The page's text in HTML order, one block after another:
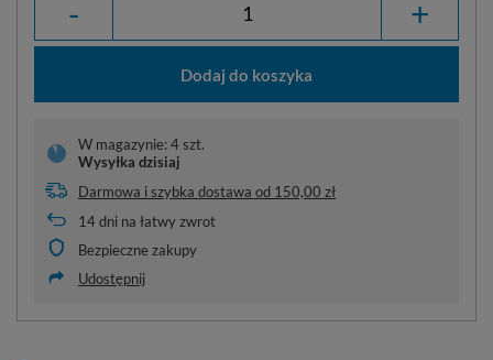
- +
Dodaj do koszyka
W magazynie: 4 szt.
Wysyłka dzisiaj
Darmowa i szybka dostawa od 150,00 zł
14dni na łatwy zwrot
Bezpieczne zakupy
Udostępnij